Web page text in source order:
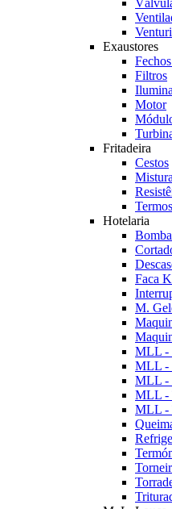
Venturi
Exaustores
Filtros
Motor
Fritadeira
Cestos
Hotelaria
Faca
M.
MLL -
MLL -
MLL -
MLL -
MLL -